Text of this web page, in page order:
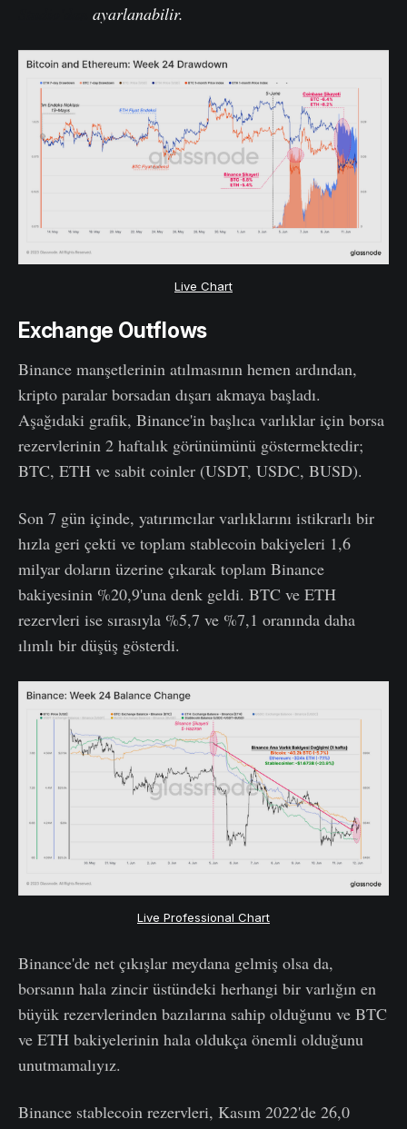
ayarlanabilir.
Live Chart
Exchange Outflows
Binance manşetlerinin atılmasının hemen ardından,
kripto paralar borsadan dışarı akmaya başladı.
Aşağıdaki grafik, Binance'in başlıca varlıklar için borsa
rezervlerinin 2 haftalık görünümünü göstermektedir;
BTC, ETH ve sabit coinler (USDT, USDC, BUSD).
Son 7 gün içinde, yatırımcılar varlıklarını istikrarlı bir
hızla geri çekti ve toplam stablecoin bakiyeleri 1,6
milyar doların üzerine çıkarak toplam Binance
bakiyesinin %20,9'una denk geldi. BTC ve ETH
rezervleri ise sırasıyla %5,7 ve %7,1 oranında daha
ılımlı bir düşüş gösterdi.
Live Professional Chart
Binance'de net çıkışlar meydana gelmiş olsa da,
borsanın hala zincir üstündeki herhangi bir varlığın en
büyük rezervlerinden bazılarına sahip olduğunu ve BTC
ve ETH bakiyelerinin hala oldukça önemli olduğunu
unutmamalıyız.
Binance stablecoin rezervleri, Kasım 2022'de 26,0